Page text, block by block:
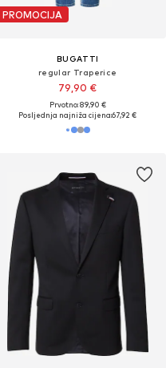
PROMOCIJA
BUGATTI
regular Traperice
79,90 €
Prvotno: 89,90 €
Posljednja najniža cijena:67,92 €